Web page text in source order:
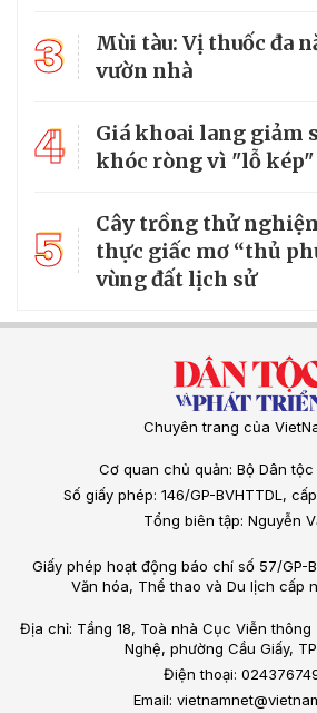
3
Mùi tàu: Vị thuốc đa
vườn nhà
4
Giá khoai lang giảm
khóc ròng vì "lỗ kép"
5
Cây trồng thử
thực giấc mơ “thủ
vùng đất lịch sử
Chuyên trang của
Cơ quan chủ quản: Bộ Dân
Số giấy phép: 146/GP-BVHTTDL,
Tổng biên tập: Nguyễn
Giấy phép hoạt động báo chí số 57/GP-
Văn hóa, Thể thao và Du lịch cấp
Địa chỉ: Tầng 18, Toà nhà Cục Viễn thông
Nghệ, phường Cầu Giấy,
Điện thoại:
Email: